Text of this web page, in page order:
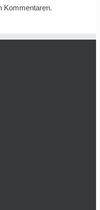
Kommentaren.